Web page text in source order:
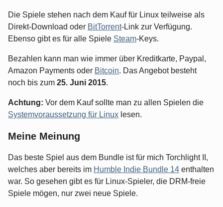
Die Spiele stehen nach dem Kauf für Linux teilweise als
Direkt-Download oder BitTorrent-Link zur Verfügung.
Ebenso gibt es für alle Spiele Steam-Keys.
Bezahlen kann man wie immer über Kreditkarte, Paypal,
Amazon Payments oder Bitcoin. Das Angebot besteht
noch bis zum 25. Juni 2015.
Achtung: Vor dem Kauf sollte man zu allen Spielen die
Systemvoraussetzung für Linux lesen.
Meine Meinung
Das beste Spiel aus dem Bundle ist für mich Torchlight II,
welches aber bereits im Humble Indie Bundle 14 enthalten
war. So gesehen gibt es für Linux-Spieler, die DRM-freie
Spiele mögen, nur zwei neue Spiele.